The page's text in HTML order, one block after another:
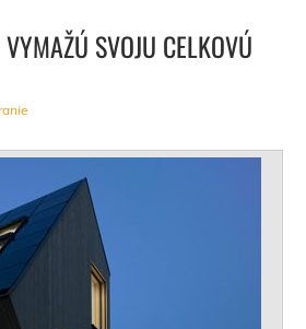
SVOJU CELKOVÚ